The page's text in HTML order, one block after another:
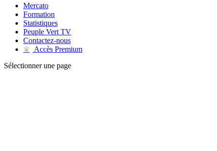
Mercato
Formation
Statistiques
Peuple Vert TV
Contactez-nous
♛
Accès Premium
Sélectionner une page